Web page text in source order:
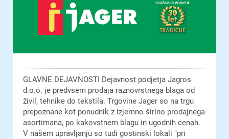
GLAVNE DEJAVNOSTI Dejavnost podjetja Jagros
d.o.o. je predvsem prodaja raznovrstnega blaga od
živil, tehnike do tekstila. Trgovine Jager so na trgu
prepoznane kot ponudnik z izjemno širino prodajnega
asortimana, po kakovstnem blagu in ugodnih cenah.
V našem upravljanju so tudi gostinski lokali "pri